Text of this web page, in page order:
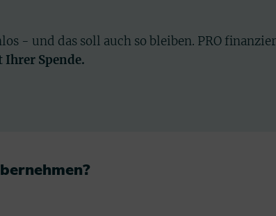
- und das soll auch so bleiben. PRO
Ihrer Spende.